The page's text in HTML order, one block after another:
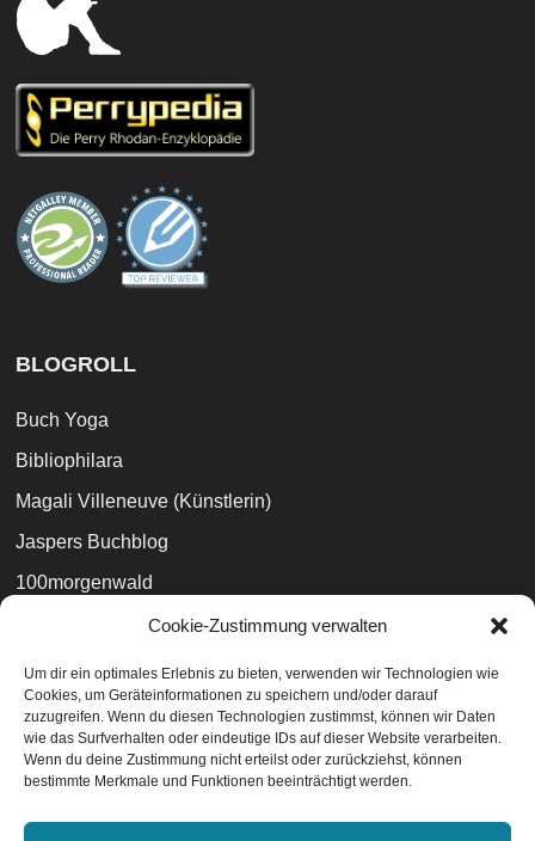
Cookie-Zustimmung verwalten
Um dir ein optimales Erlebnis zu bieten, verwenden wir Technologien wie
Cookies, um Geräteinformationen zu speichern und/oder darauf
zuzugreifen. Wenn du diesen Technologien zustimmst, können wir Daten
wie das Surfverhalten oder eindeutige IDs auf dieser Website verarbeiten.
Wenn du deine Zustimmung nicht erteilst oder zurückziehst, können
bestimmte Merkmale und Funktionen beeinträchtigt werden.
BLOGROLL
Buch Yoga
Bibliophilara
Magali Villeneuve (Künstlerin)
Jaspers Buchblog
100morgenwald
Marc Simonetti (Künstler)
The Broken Binding (UK)
EU-Cookie-Richtlinie